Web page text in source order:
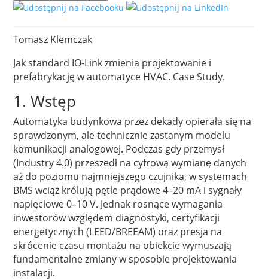
Tomasz Klemczak
Jak standard IO-Link zmienia projektowanie i
prefabrykację w automatyce HVAC. Case Study.
1. Wstęp
Automatyka budynkowa przez dekady opierała się na
sprawdzonym, ale technicznie zastanym modelu
komunikacji analogowej. Podczas gdy przemysł
(Industry 4.0) przeszedł na cyfrową wymianę danych
aż do poziomu najmniejszego czujnika, w systemach
BMS wciąż królują pętle prądowe 4–20 mA i sygnały
napięciowe 0–10 V. Jednak rosnące wymagania
inwestorów względem diagnostyki, certyfikacji
energetycznych (LEED/BREEAM) oraz presja na
skrócenie czasu montażu na obiekcie wymuszają
fundamentalne zmiany w sposobie projektowania
instalacji.